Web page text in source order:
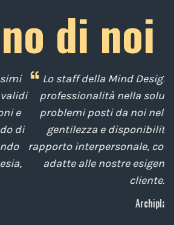
di noi
Design ci ha mostrato la sua
soluzione tempestiva dei
noi nel corso degli anni, con
nella gestione del
con competenze tecniche
esigenze sempre attenti al